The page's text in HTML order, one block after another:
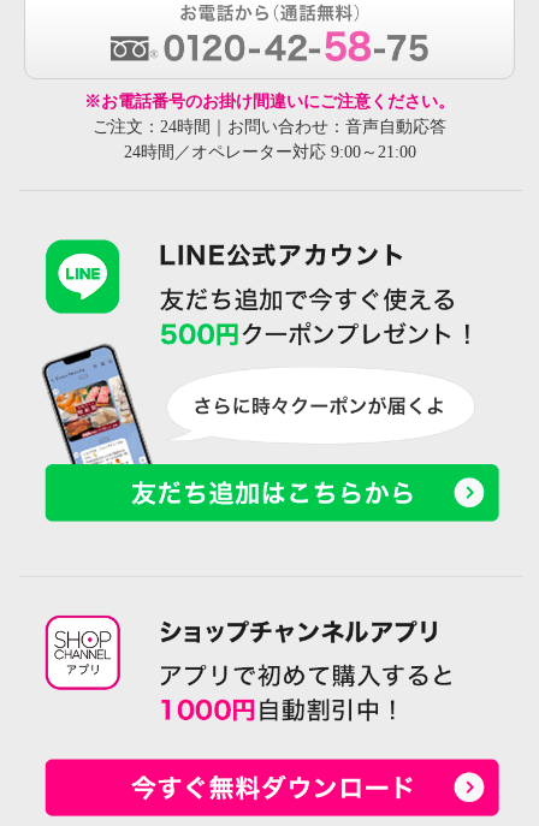
※お電話番号のお掛け間違いにご注意ください。
ご注文：24時間｜お問い合わせ：音声自動応答
24時間／オペレーター対応 9:00～21:00